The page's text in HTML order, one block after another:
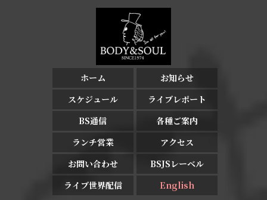
ホーム
お知らせ
スケジュール
ライブレポート
BS通信
各種ご案内
ランチ営業
アクセス
お問い合わせ
BSJSレーベル
ライブ世界配信
English